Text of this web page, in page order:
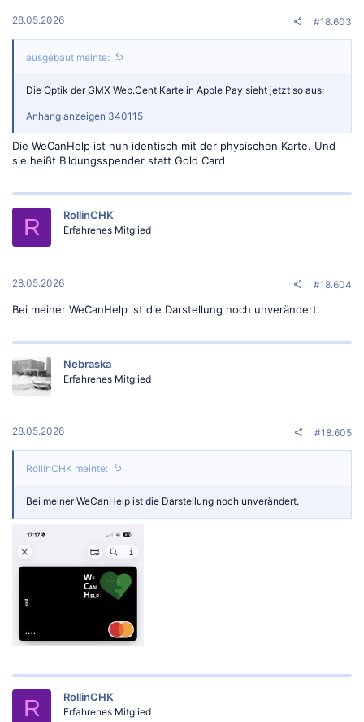
28.05.2026 #18.603
ausgebaut meinte:
Die Optik der GMX Web.Cent Karte in Apple Pay sieht jetzt so aus:
Anhang anzeigen 340115
Die WeCanHelp ist nun identisch mit der physischen Karte. Und
sie heißt Bildungsspender statt Gold Card
R RollinCHK
Erfahrenes Mitglied
28.05.2026 #18.604
Bei meiner WeCanHelp ist die Darstellung noch unverändert.
Nebraska
Erfahrenes Mitglied
28.05.2026 #18.605
RollinCHK meinte:
Bei meiner WeCanHelp ist die Darstellung noch unverändert.
R RollinCHK
Erfahrenes Mitglied